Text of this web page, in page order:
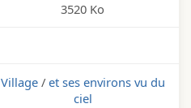
3520 Ko
Village/ et ses environs vu du
ciel